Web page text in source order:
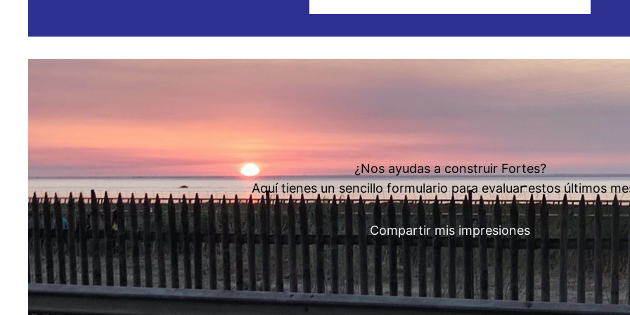
¿Nos ayudas a construir Fortes?
Aquí tienes un sencillo formulario para evaluar estos últimos
Compartir mis impresiones